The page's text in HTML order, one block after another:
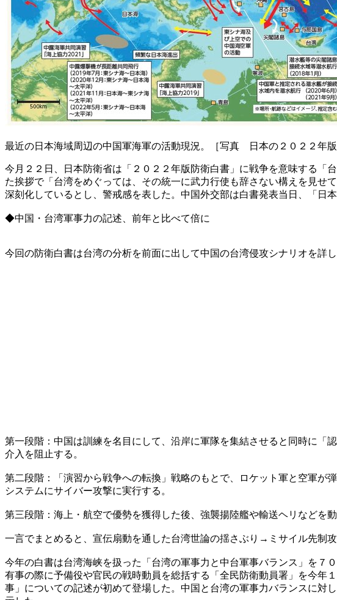
最近の日本海域周辺の中国軍海軍の活動現況。［写真 日本の２０２２年版
今月２２日、日本防衛省は「２０２２年版防衛白書」に戦争を意味する「
た挨拶で「台湾をめぐっては、その統一に武力行使も辞さない構えを見
深刻化しているとし、警戒感を表した。中国外交部は白書発表当日、「日
◆中国・台湾軍事力の記述、前年と比べて倍に
今回の防衛白書は台湾の分析を前面に出して中国の台湾侵攻シナリオを詳し
第一段階：中国は訓練を名目にして、沿岸に軍隊を集結させると同時に「
介入を阻止する。
第二段階：「演習から戦争への転換」戦略のもとで、ロケット軍と空軍が
システムにサイバー攻撃に実行する。
第三段階：海上・航空で優勢を獲得した後、強襲揚陸艦や輸送ヘリなどを
一言でまとめると、宣伝扇動を通した台湾世論の揺さぶり→ミサイル先制
今年の白書は台湾海峡を扱った「台湾の軍事力と中台軍事バランス」を７
有事の際に予備役や官民の戦時動員を総括する「全民防衛動員署」を今年
事」についての記述が初めて登場した。中国と台湾の軍事力バランスに対